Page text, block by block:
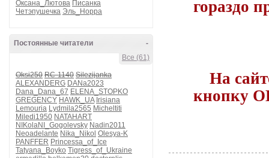
Оксана_Лютова Писанка
Четэпушечка Эль_Норра
-
Постоянные читатели
Все (61)
Oksi250 RC-1140 Silezijanka
ALEXANDERG DANa2023
Dana_Dana_67 ELENA_STOPKO
GREGENCY HAWK_UA Irisiana
Lemouria Lydmila2565 Micheltiti
Miledi1950 NATAHART
NIKolaNI_Gogolevsky Nadin2011
Neoadelante Nika_Nikol Olesya-K
PANFFER Princessa_of_Ice
Tatyana_Boyko Tigress_of_Ukraine
гораздо
На
кнопку